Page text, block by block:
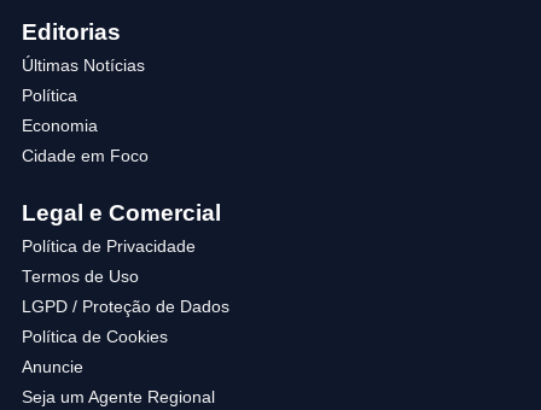
Editorias
Últimas Notícias
Política
Economia
Cidade em Foco
Legal e Comercial
Política de Privacidade
Termos de Uso
LGPD / Proteção de Dados
Política de Cookies
Anuncie
Seja um Agente Regional